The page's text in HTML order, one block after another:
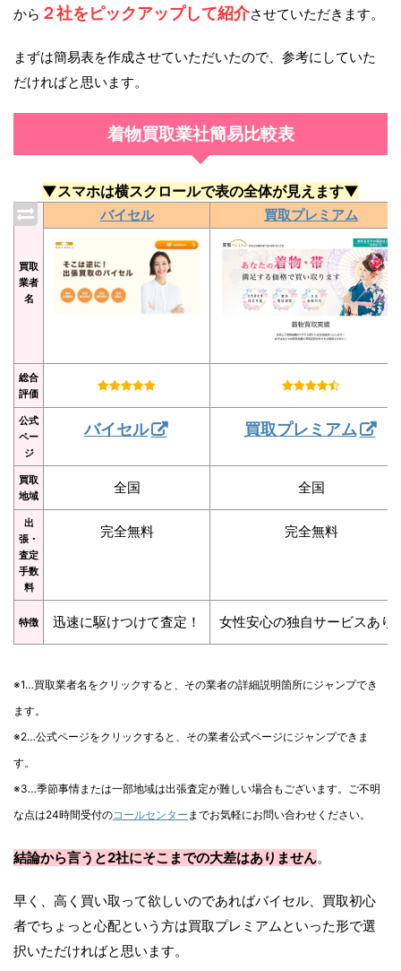
から ２社をピックアップして紹介させていただきます。
まずは簡易表を作成させていただいたので、参考にしていた
だければと思います。
着物買取業社簡易比較表
▼スマホは横スクロールで表の全体が見えます▼
買取
業者
名
バイセル 買取プレミアム
総合
評価
公式
ペー
ジ
バイセル 買取プレミアム
買取
地域
全国 全国
出
張・
査定
手数
料
完全無料 完全無料
特徴 迅速に駆けつけて査定！ 女性安心の独自サービスあり
※1…買取業者名をクリックすると、その業者の詳細説明箇所にジャンプでき
ます。
※2…公式ページをクリックすると、その業者公式ページにジャンプできま
す。
※3…季節事情または一部地域は出張査定が難しい場合もございます。ご不明
な点は24時間受付のコールセンター までお気軽にお問い合わせください。
結論から言うと2社にそこまでの大差はありません。
早く、高く買い取って欲しいのであればバイセル、買取初心
者でちょっと心配という方は買取プレミアムといった形で選
択いただければと思います。